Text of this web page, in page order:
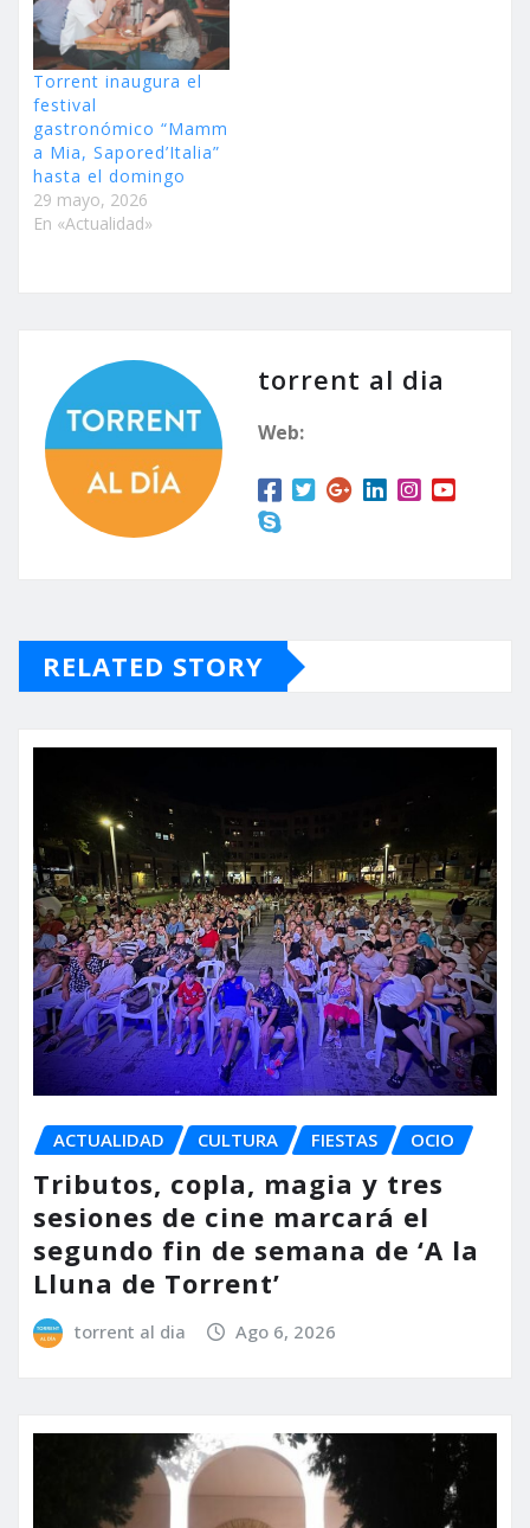
Torrent inaugura el
festival
gastronómico “Mamm
a Mia, Sapored’Italia”
hasta el domingo
29 mayo, 2026
En «Actualidad»
torrent al dia
Web:
RELATED STORY
ACTUALIDAD CULTURA FIESTAS OCIO
Tributos, copla, magia y tres
sesiones de cine marcará el
segundo fin de semana de ‘A la
Lluna de Torrent’
torrent al dia Ago 6, 2026